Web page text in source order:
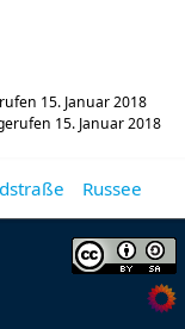
15. Januar 2018
15. Januar 2018
Russee